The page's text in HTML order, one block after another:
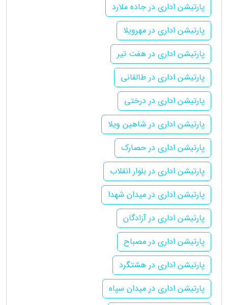
پارتیشن اداری در جاده ملارد
پارتیشن اداری در مهرویلا
پارتیشن اداری در هفت تیر
پارتیشن اداری در طالقانی
پارتیشن اداری در درختی
پارتیشن اداری در شاهین ویلا
پارتیشن اداری در حصارک
پارتیشن اداری در بلوار انقلاب
پارتیشن اداری در میدان شهدا
پارتیشن اداری در آزادگان
پارتیشن اداری در مصباح
پارتیشن اداری در هشتگرد
پارتیشن اداری در میدان سپاه